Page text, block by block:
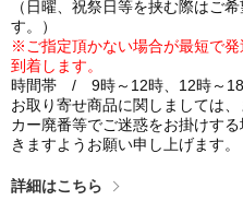
（日曜、祝祭日等を挟む際はご
す。）
※ご指定頂かない場合が最短で発
到着します。
時間帯 / 9時～12時、12時～
お取り寄せ商品に関しましては
カー廃番等でご迷惑をお掛けす
きますようお願い申し上げます。
詳細はこちら